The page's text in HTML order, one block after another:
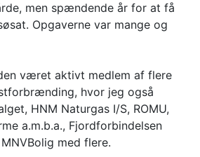
men spændende år for at få
Opgaverne var mange og
været aktivt medlem af flere
hvor jeg også
HNM Naturgas I/S, ROMU,
a.m.b.a., Fjordforbindelsen
med flere.